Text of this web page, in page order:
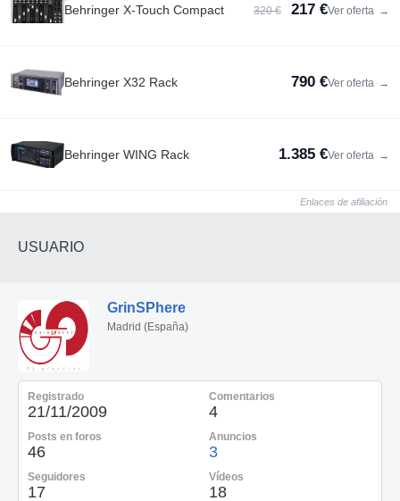
Behringer X-Touch Compact 320 € 217 €Ver oferta →
Behringer X32 Rack 790 €Ver oferta →
Behringer WING Rack 1.385 €Ver oferta →
Enlaces de afiliación
USUARIO
GrinSPhere
Madrid (España)
Registrado
21/11/2009
Comentarios
4
Posts en foros
46
Anuncios
3
Seguidores
17
Vídeos
18